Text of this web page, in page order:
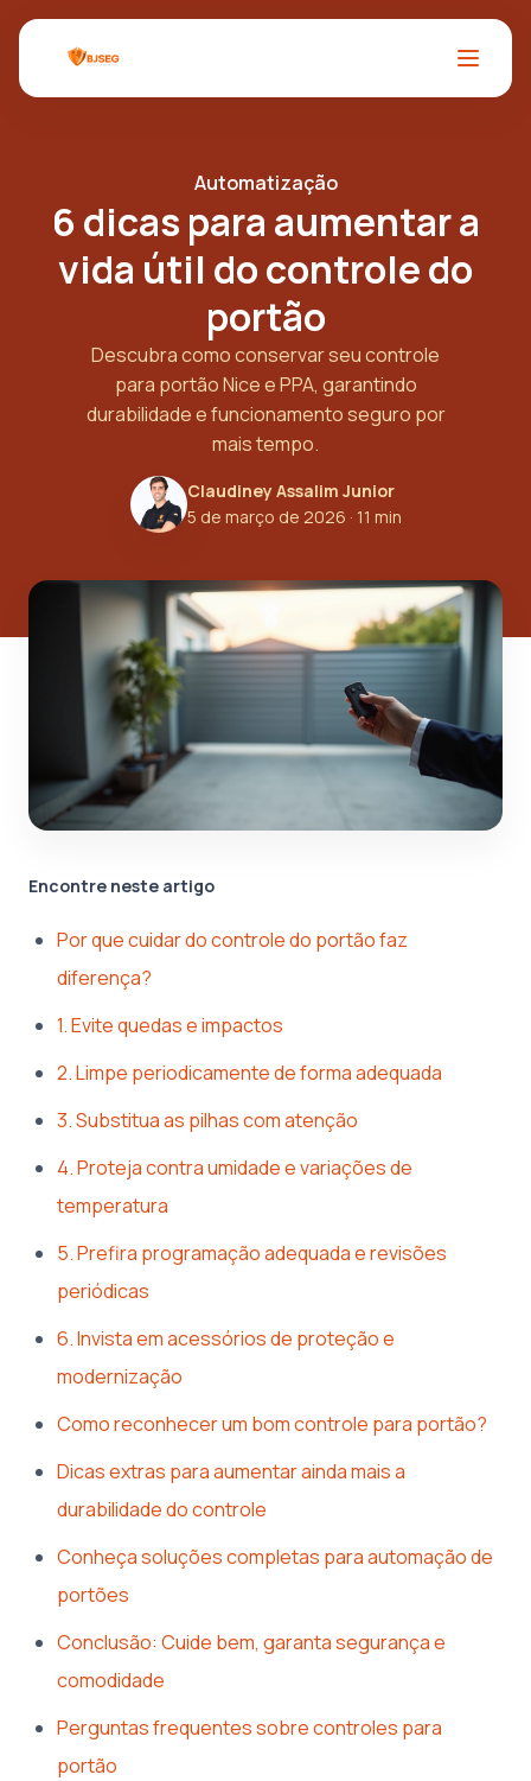
Automatização
6 dicas para aumentar a
vida útil do controle do
portão
Descubra como conservar seu controle
para portão Nice e PPA, garantindo
durabilidade e funcionamento seguro por
mais tempo.
Claudiney Assalim Junior
5 de março de 2026 · 11 min
Encontre neste artigo
Por que cuidar do controle do portão faz
diferença?
1. Evite quedas e impactos
2. Limpe periodicamente de forma adequada
3. Substitua as pilhas com atenção
4. Proteja contra umidade e variações de
temperatura
5. Prefira programação adequada e revisões
periódicas
6. Invista em acessórios de proteção e
modernização
Como reconhecer um bom controle para portão?
Dicas extras para aumentar ainda mais a
durabilidade do controle
Conheça soluções completas para automação de
portões
Conclusão: Cuide bem, garanta segurança e
comodidade
Perguntas frequentes sobre controles para
portão